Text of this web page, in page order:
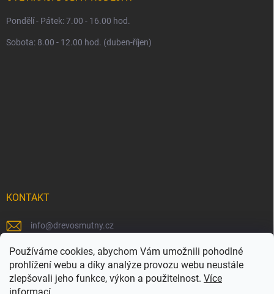
Používáme cookies, abychom Vám umožnili pohodlné
prohlížení webu a díky analýze provozu webu neustále
zlepšovali jeho funkce, výkon a použitelnost. Více
Pondělí - Pátek: 7.00 - 16.00 hod.
Sobota: 8.00 - 12.00 hod. (duben-říjen)
KONTAKT
info@drevosmutny.cz
+420 725 710 840
https://www.facebook.com/drevosmutny/